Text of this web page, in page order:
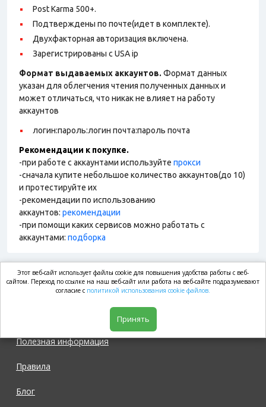
Post Karma 500+.
Подтверждены по почте(идет в комплекте).
Двухфакторная авторизация включена.
Зарегистрированы с USA ip
Формат выдаваемых аккаунтов. Формат данных
указан для облегчения чтения полученных данных и
может отличаться, что никак не влияет на работу
аккаунтов
логин:пароль:логин почта:пароль почта
Рекомендации к покупке.
-при работе с аккаунтами используйте прокси
-сначала купите небольшое количество аккаунтов(до 10)
и протестируйте их
-рекомендации по использованию
аккаунтов: рекомендации
-при помощи каких сервисов можно работать с
аккаунтами: подборка
market.com
Полезная информация
Правила
Блог
Этот веб-сайт использует файлы cookie для повышения удобства работы с веб-
сайтом. Переход по ссылке на наш веб-сайт или работа на веб-сайте подразумевают
согласие с политикой использования cookie файлов.
Принять